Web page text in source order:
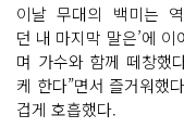
이날 무대의 백미는
던 내 마지막 말은’에
며 가수와 함께 떼창했
케 한다”면서 즐거워했
겁게 호흡했다.